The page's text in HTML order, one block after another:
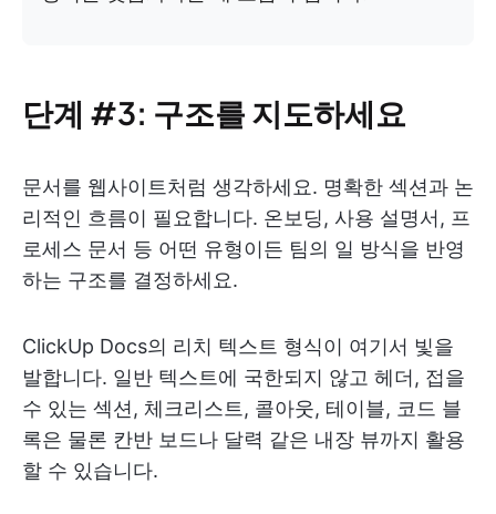
단계 #3: 구조를 지도하세요
문서를 웹사이트처럼 생각하세요. 명확한 섹션과 논
리적인 흐름이 필요합니다. 온보딩, 사용 설명서, 프
로세스 문서 등 어떤 유형이든 팀의 일 방식을 반영
하는 구조를 결정하세요.
ClickUp Docs의 리치 텍스트 형식이 여기서 빛을
발합니다. 일반 텍스트에 국한되지 않고 헤더, 접을
수 있는 섹션, 체크리스트, 콜아웃, 테이블, 코드 블
록은 물론 칸반 보드나 달력 같은 내장 뷰까지 활용
할 수 있습니다.